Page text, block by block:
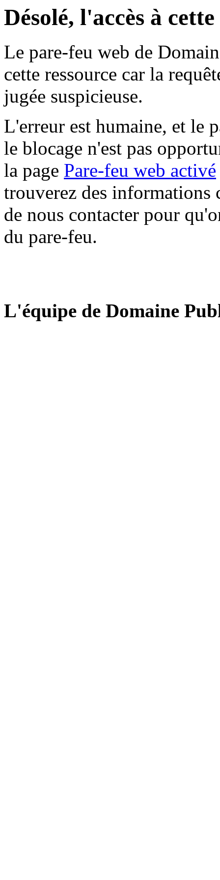
Désolé, l'accès à
Le pare-feu web de
cette ressource car la
jugée suspicieuse.
L'erreur est humaine, et le
le blocage n'est pas
la page Pare-feu web activé
trouverez des informations
de nous contacter pour
du pare-feu.
L'équipe de Domaine